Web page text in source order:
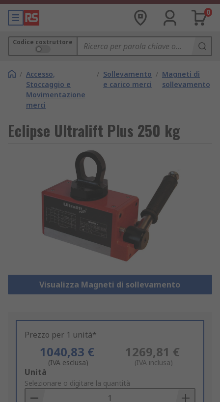
0
Codice costruttore
/ Accesso,
Stoccaggio e
Movimentazione
merci
/ Sollevamento
e carico merci
/ Magneti di
sollevamento
Eclipse Ultralift Plus 250 kg
Visualizza Magneti di sollevamento
Prezzo per 1 unità*
1040,83 €
(IVA esclusa)
1269,81 €
(IVA inclusa)
Add
to
Basket
Unità
Selezionare o digitare la quantità